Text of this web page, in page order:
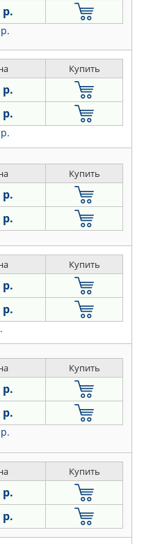
р.
Купить
р.
р.
Купить
р.
р.
Купить
р.
р.
Купить
р.
р.
Купить
р.
р.